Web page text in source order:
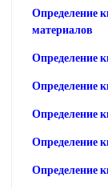
Определение
материалов
Определение
Определение
Определение
Определение
Определение